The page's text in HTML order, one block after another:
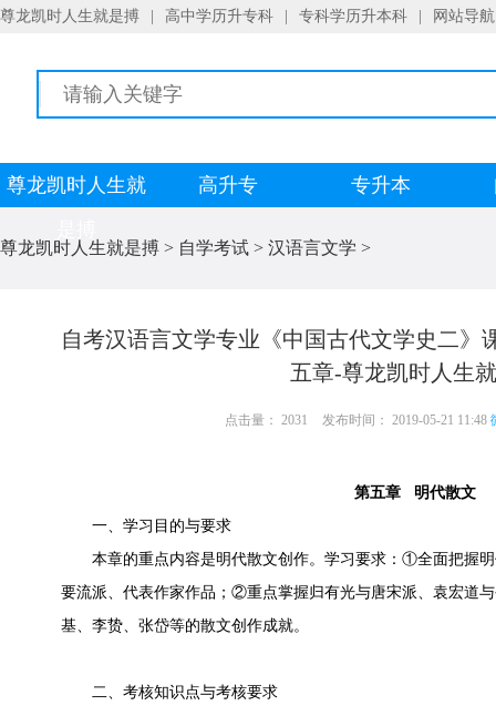
尊龙凯时人生就是搏 高中学历升专科 专科学历升本科 网站导航
尊龙凯时人生就
高升专 专升本
尊龙凯时人生就是搏 > 自学考试 > 汉语言文学 >
自考汉语言文学专业《中国古代文学史二》
五章-尊龙凯时人生
点击量： 2031 发布时间： 2019-05-21 11:48
第五章 明代散文
一、学习目的与要求
本章的重点内容是明代散文创作。学习要求：①全面把握明
要流派、代表作家作品；②重点掌握归有光与唐宋派、袁宏道
基、李贽、张岱等的散文创作成就。
二、考核知识点与考核要求